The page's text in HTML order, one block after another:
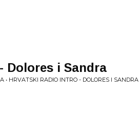
Dolores i Sandra
• HRVATSKI RADIO INTRO - DOLORES I SANDRA